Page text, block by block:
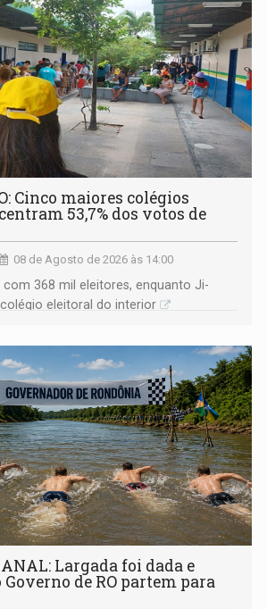
Cinco maiores colégios
53,7% dos votos de
08 de Agosto de 2026 às 14:00
com 368 mil eleitores, enquanto Ji-
eleitoral do interior
Largada foi dada e
de RO partem para